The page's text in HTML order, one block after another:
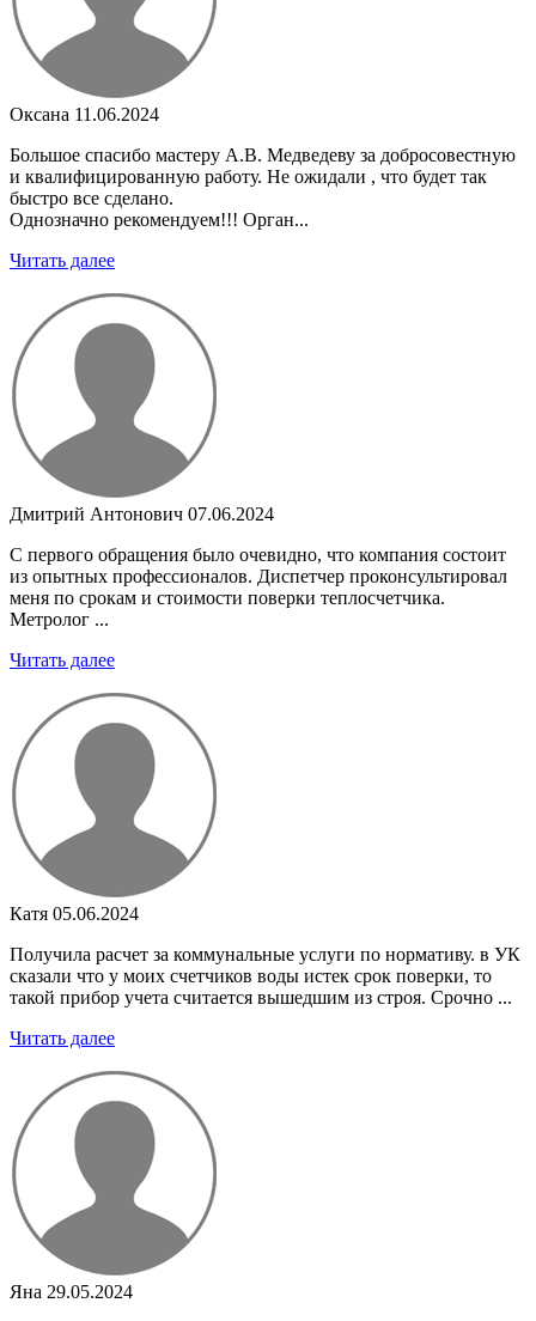
Оксана 11.06.2024
Большое спасибо мастеру А.В. Медведеву за добросовестную
и квалифицированную работу. Не ожидали , что будет так
быстро все сделано.
Однозначно рекомендуем!!! Орган...
Читать далее
Дмитрий Антонович 07.06.2024
С первого обращения было очевидно, что компания состоит
из опытных профессионалов. Диспетчер проконсультировал
меня по срокам и стоимости поверки теплосчетчика.
Метролог ...
Читать далее
Катя 05.06.2024
Получила расчет за коммунальные услуги по нормативу. в УК
сказали что у моих счетчиков воды истек срок поверки, то
такой прибор учета считается вышедшим из строя. Срочно ...
Читать далее
Яна 29.05.2024